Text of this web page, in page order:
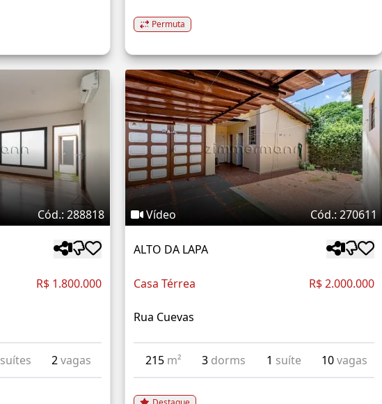
Permuta
Cód.: 288818
R$ 1.800.000
suítes 2vagas
Vídeo Cód.: 270611
ALTO DA LAPA
Casa Térrea R$ 2.000.000
Rua Cuevas
215 m² 3 dorms 1 suíte 10vagas